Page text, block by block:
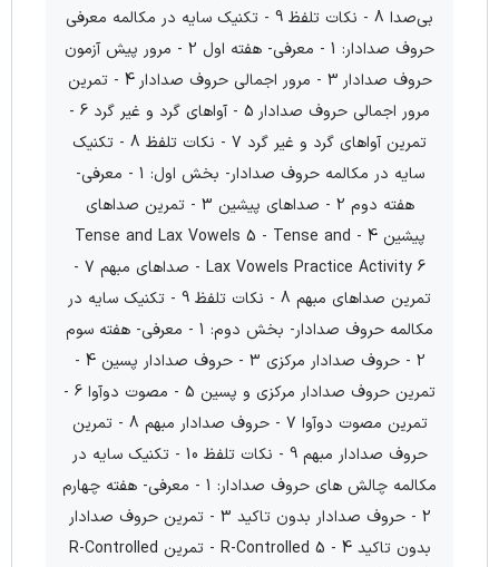
بی‌صدا 8 - نکات تلفظ 9 - تکنیک سایه در مکالمه معرفی
حروف صدا‌دار: 1 - معرفی- هفته اول 2 - مرور پیش آزمون
حروف صدا‌دار 3 - مرور اجمالی حروف صدا‌دار 4 - تمرین
مرور اجمالی حروف صدا‌دار 5 - آواهای گرد و غیر گرد 6 -
تمرین آواهای گرد و غیر گرد 7 - نکات تلفظ 8 - تکنیک
سایه در مکالمه حروف صدا‌دار- بخش اول: 1 - معرفی-
هفته دوم 2 - صداهای پیشین 3 - تمرین صداهای
پیشین 4 - Tense and Lax Vowels 5 - Tense and
Lax Vowels Practice Activity 6 - صداهای مبهم 7 -
تمرین صداهای مبهم 8 - نکات تلفظ 9 - تکنیک سایه در
مکالمه حروف صدا‌دار- بخش دوم: 1 - معرفی- هفته سوم
2 - حروف صدا‌دار مرکزی 3 - حروف صدا‌دار پسین 4 -
تمرین حروف صدادار مرکزی و پسین 5 - مصوت دو‌آوا 6 -
تمرین مصوت دو‌آوا 7 - حروف صدا‌دار مبهم 8 - تمرین
حروف صدا‌دار مبهم 9 - نکات تلفظ 10 - تکنیک سایه در
مکالمه چالش های حروف صدا‌دار: 1 - معرفی- هفته چهارم
2 - حروف صدا‌دار بدون تاکید 3 - تمرین حروف صدا‌دار
بدون تاکید 4 - R-Controlled 5 - تمرین R-Controlled